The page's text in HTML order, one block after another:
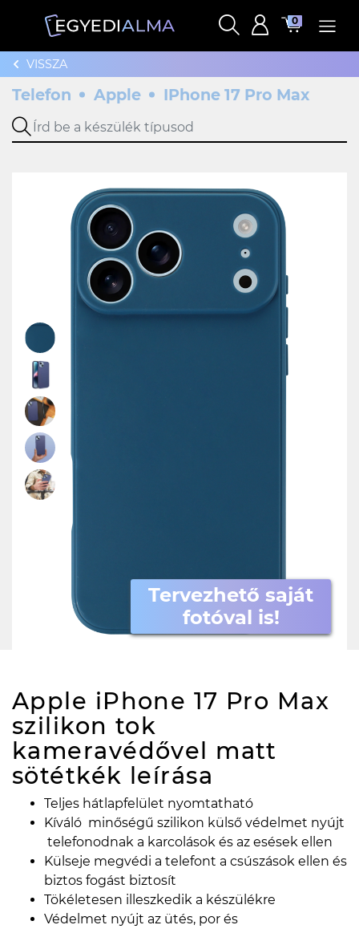
0
VISSZA
Telefon Apple IPhone 17 Pro Max
Tervezhető saját
fotóval is!
Apple iPhone 17 Pro Max
szilikon tok
kameravédővel matt
sötétkék leírása
Teljes hátlapfelület nyomtatható
Kíváló minőségű szilikon külső védelmet nyújt
telefonodnak a karcolások és az esések ellen
Külseje megvédi a telefont a csúszások ellen és
biztos fogást biztosít
Tökéletesen illeszkedik a készülékre
Védelmet nyújt az ütés, por és